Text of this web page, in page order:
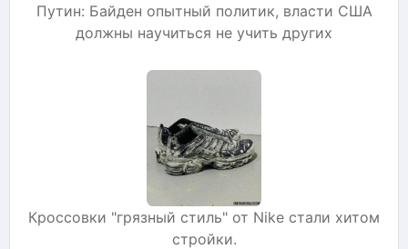
Путин: Байден опытный политик, власти США
должны научиться не учить других
Кроссовки "грязный стиль" от Nike стали хитом
стройки.